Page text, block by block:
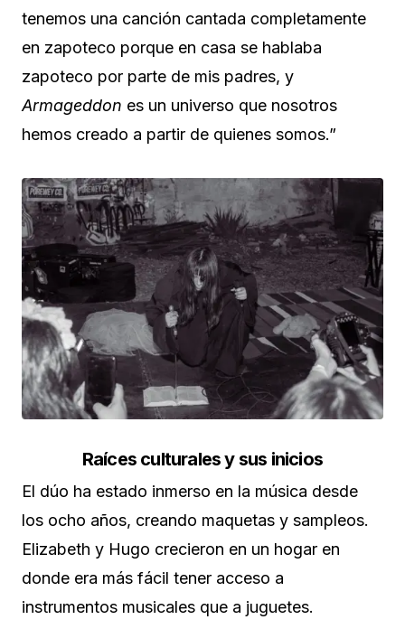
tenemos una canción cantada completamente
en zapoteco porque en casa se hablaba
zapoteco por parte de mis padres, y
Armageddon es un universo que nosotros
hemos creado a partir de quienes somos.”
Raíces culturales y sus inicios
El dúo ha estado inmerso en la música desde
los ocho años, creando maquetas y sampleos.
Elizabeth y Hugo crecieron en un hogar en
donde era más fácil tener acceso a
instrumentos musicales que a juguetes.